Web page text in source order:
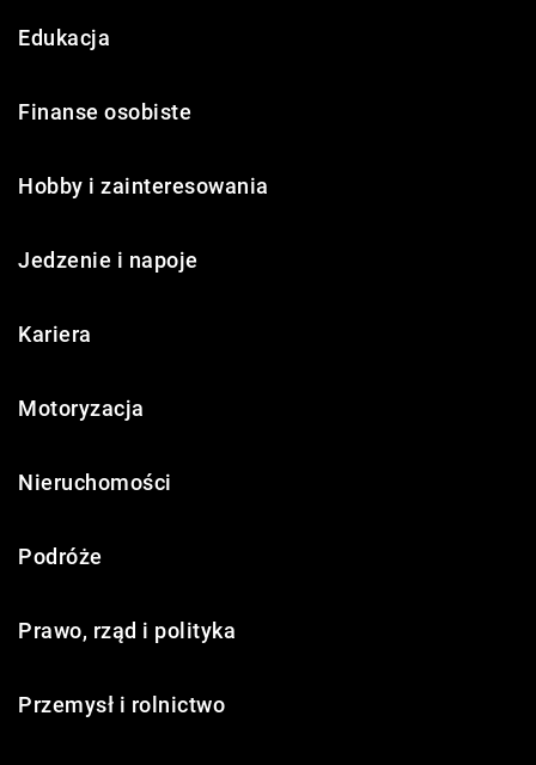
Edukacja
Finanse osobiste
Hobby i zainteresowania
Jedzenie i napoje
Kariera
Motoryzacja
Nieruchomości
Podróże
Prawo, rząd i polityka
Przemysł i rolnictwo